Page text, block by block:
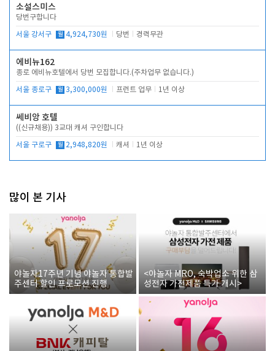
소설스미스
당번구합니다
서울 강서구 월 4,924,730원 당번 경력무관
에비뉴162
종로 에비뉴호텔에서 당번 모집합니다.(주차업무 없습니다.)
서울 종로구 월 3,300,000원 프런트 업무 1년 이상
쎄비앙 호텔
((신규채용)) 3교대 캐셔 구인합니다
서울 구로구 월 2,948,820원 캐셔 1년 이상
많이 본 기사
야놀자17주년 기념 야놀자 통합발
주센터 할인 프로모션 진행
<야놀자 MRO, 숙박업소 위한 삼
성전자 가전제품 특가 개시>